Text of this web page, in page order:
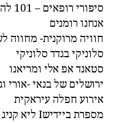
סיפורי רופאים – 101 להסתדרות הרפואית
אנחנו רומנים
חוויה מרוקנית- מחווה
סלוניקי בגדד סלוניקי
סטאנד אפ אלי ומריאנו
ירושלים של בנאי -אורי
אירוע חפלה עיראקית
ליא קניג – שרה Iמספרת ביידיש